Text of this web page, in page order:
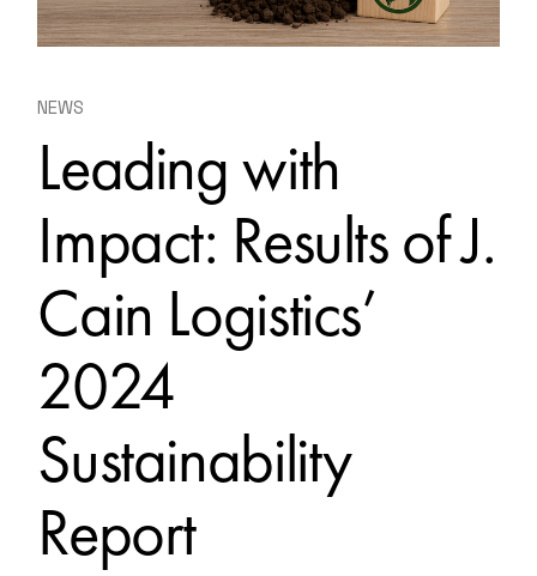
NEWS
Leading with
Impact: Results of J.
Cain Logistics’
2024
Sustainability
Report